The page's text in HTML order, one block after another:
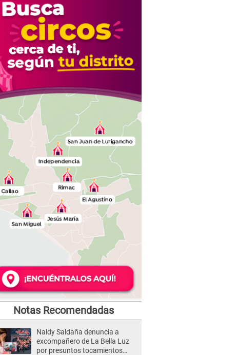
Notas Recomendadas
Naldy Saldaña denuncia a
excompañero de La Bella Luz
por presuntos tocamientos